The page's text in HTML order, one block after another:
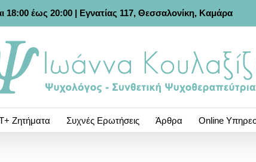
18:00 έως 20:00 | Εγνατίας 117, Θεσσαλονίκη, Καμάρα
Ζητήματα Συχνές Ερωτήσεις Άρθρα Online